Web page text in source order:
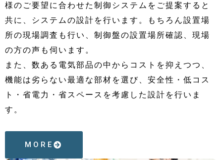
様のご要望に合わせた制御システムをご提案すると
共に、システムの設計を行います。もちろん設置場
所の現場調査も行い、制御盤の設置場所確認、現場
の方の声も伺います。
また、数ある電気部品の中からコストを抑えつつ、
機能は劣らない最適な部材を選び、安全性・低コス
ト・省電力・省スペースを考慮した設計を行いま
す。
MORE